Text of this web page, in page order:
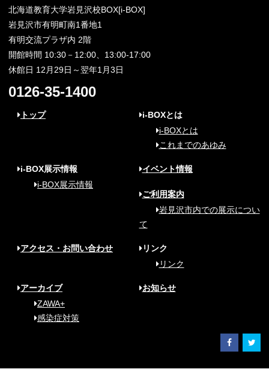
北海道教育大学岩見沢校BOX[i-BOX]
岩見沢市有明町南1番地1
有明交流プラザ内 2階
開館時間 10:30－12:00、13:00-17:00
休館日 12月29日～翌年1月3日
0126-35-1400
トップ
i-BOXとは
i-BOXとは
これまでのあゆみ
i-BOX展示情報
i-BOX展示情報
イベント情報
ご利用案内
岩見沢市内での展示につい
て
アクセス・お問い合わせ
リンク
リンク
アーカイブ
ZAWA+
感染症対策
お知らせ